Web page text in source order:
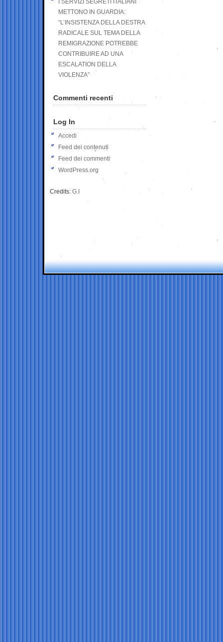
I SERVIZI SEGRETI ITALIANI
METTONO IN GUARDIA:
“L’INSISTENZA DELLA DESTRA
RADICALE SUL TEMA DELLA
REMIGRAZIONE POTREBBE
CONTRIBUIRE AD UNA
ESCALATION DELLA
VIOLENZA”
Commenti recenti
Log In
Accedi
Feed dei contenuti
Feed dei commenti
WordPress.org
Credits: G.I